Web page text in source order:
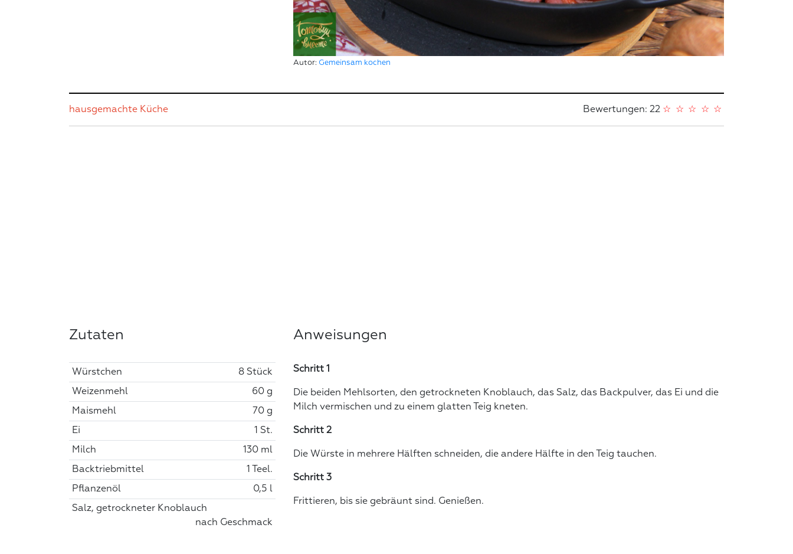
Autor: Gemeinsam kochen
hausgemachte Küche Bewertungen: 22 ☆
☆
☆
☆
☆
Zutaten
Würstchen 8 Stück
Weizenmehl 60 g
Maismehl 70 g
Ei 1 St.
Milch 130 ml
Backtriebmittel 1 Teel.
Pflanzenöl 0,5 l
Salz, getrockneter Knoblauch
nach Geschmack
Anweisungen
Schritt 1
Die beiden Mehlsorten, den getrockneten Knoblauch, das Salz, das Backpulver, das Ei und die
Milch vermischen und zu einem glatten Teig kneten.
Schritt 2
Die Würste in mehrere Hälften schneiden, die andere Hälfte in den Teig tauchen.
Schritt 3
Frittieren, bis sie gebräunt sind. Genießen.